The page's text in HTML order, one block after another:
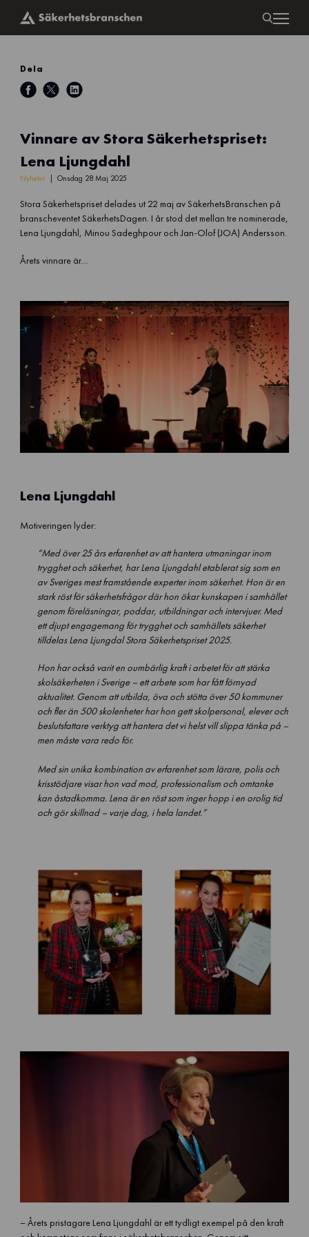
Dela
Vinnare av Stora Säkerhetspriset:
Lena Ljungdahl
Nyheter Onsdag 28 Maj 2025
Stora Säkerhetspriset delades ut 22 maj av SäkerhetsBranschen på
branscheventet SäkerhetsDagen. I år stod det mellan tre nominerade,
Lena Ljungdahl, Minou Sadeghpour och Jan-Olof (JOA) Andersson.
Årets vinnare är…
Lena Ljungdahl
Motiveringen lyder:
“Med över 25 års erfarenhet av att hantera utmaningar inom
trygghet och säkerhet, har Lena Ljungdahl etablerat sig som en
av Sveriges mest framstående experter inom säkerhet. Hon är en
stark röst för säkerhetsfrågor där hon ökar kunskapen i samhället
genom föreläsningar, poddar, utbildningar och intervjuer. Med
ett djupt engagemang för trygghet och samhällets säkerhet
tilldelas Lena Ljungdal Stora Säkerhetspriset 2025.
Hon har också varit en oumbärlig kraft i arbetet för att stärka
skolsäkerheten i Sverige – ett arbete som har fått förnyad
aktualitet. Genom att utbilda, öva och stötta över 50 kommuner
och fler än 500 skolenheter har hon gett skolpersonal, elever och
beslutsfattare verktyg att hantera det vi helst vill slippa tänka på –
men måste vara redo för.
Med sin unika kombination av erfarenhet som lärare, polis och
krisstödjare visar hon vad mod, professionalism och omtanke
kan åstadkomma. Lena är en röst som inger hopp i en orolig tid
och gör skillnad – varje dag, i hela landet.”
– Årets pristagare Lena Ljungdahl är ett tydligt exempel på den kraft